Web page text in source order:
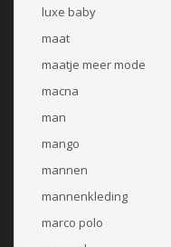
luxe baby
maat
maatje meer mode
macna
man
mango
mannen
mannenkleding
marco polo